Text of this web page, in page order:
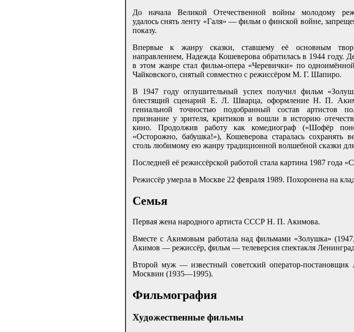
До начала Великой Отечественной войны молодому
удалось снять ленту «Галя» — фильм о финской войне,
показу.
Впервые к жанру сказки, ставшему её основным
направлением, Надежда Кошеверова обратилась в 1944 году.
в этом жанре стал фильм-опера «Черевички» по
Чайковского, снятый совместно с режиссёром М. Г. Шапиро.
В 1947 году оглушительный успех получил фильм
блестящий сценарий Е. Л. Шварца, оформление Н. П.
гениальной точностью подобранный состав артистов
признание у зрителя, критиков и вошли в историю
кино. Продолжив работу как комедиограф («Шофёр
«Осторожно, бабушка!»), Кошеверова старалась сохранять
столь любимому ею жанру традиционной волшебной сказки
Последней её режиссёрской работой стала картина 1987 года
Режиссёр умерла в Москве 22 февраля 1989. Похоронена на
Семья
Первая жена народного артиста СССР Н. П. Акимова.
Вместе с Акимовым работала над фильмами «Золушка»
Акимов — режиссёр, фильм — телеверсия спектакля
Второй муж — известный советский оператор-
Москвин (1935—1995).
Фильмография
Художественные фильмы